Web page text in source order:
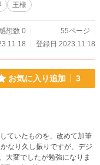
王様
想数 0
55ページ
登録日 2023.11.18
お気に入り追加 3
ていたものを、改めて加筆
なり久し振りですが、デジ
大変でしたが勉強になりま